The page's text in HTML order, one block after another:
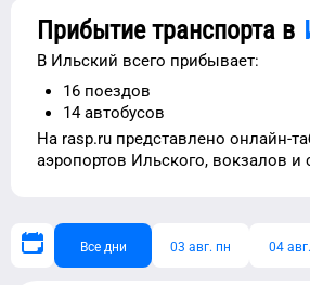
Прибытие транспорта в
В Ильский всего прибывает:
16 поездов
14 автобусов
На rasp.ru представлено онлайн-
аэропортов Ильского, вокзалов и
Все дни 03 авг. пн 04